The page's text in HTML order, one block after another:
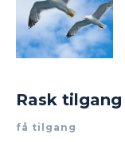
Rask tilgang
få tilgang